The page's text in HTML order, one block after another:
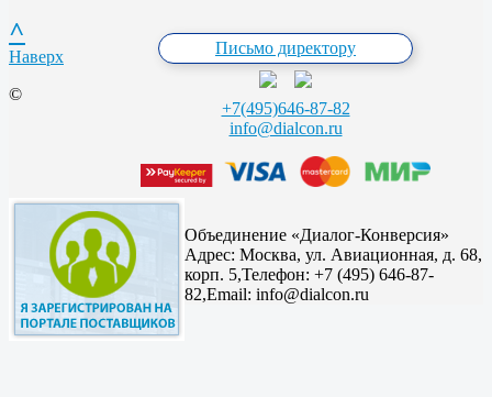
Письмо директору
+7(495)646-87-82
info@dialcon.ru
^
Наверх
©
Объединение «Диалог-Конверсия»
Адрес: Москва, ул. Авиационная, д. 68,
корп. 5,Телефон: +7 (495) 646-87-
82,Email: info@dialcon.ru